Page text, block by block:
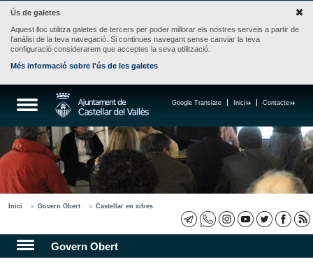
Ús de galetes
Aquest lloc utilitza galetes de tercers per poder millorar els nostres serveis a partir de
l'anàlisi de la teva navegació. Si continues navegant sense canviar la teva
configuració considerarem que acceptes la seva utilització.
Més informació sobre l'ús de les galetes
Contacte
Inici
Google Translate
Inici Govern Obert Castellar en xifres
Govern Obert